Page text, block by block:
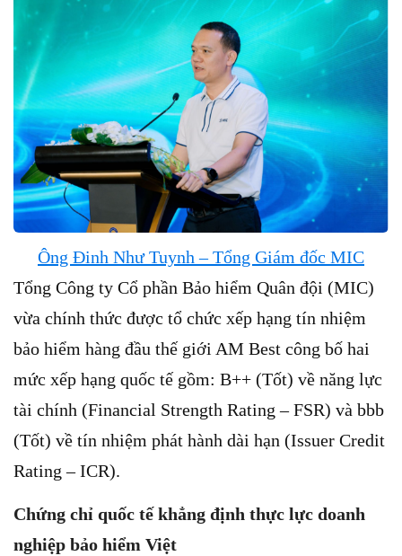
Ông Đinh Như Tuynh – Tổng Giám đốc MIC
Tổng Công ty Cổ phần Bảo hiểm Quân đội (MIC)
vừa chính thức được tổ chức xếp hạng tín nhiệm
bảo hiểm hàng đầu thế giới AM Best công bố hai
mức xếp hạng quốc tế gồm: B++ (Tốt) về năng lực
tài chính (Financial Strength Rating – FSR) và bbb
(Tốt) về tín nhiệm phát hành dài hạn (Issuer Credit
Rating – ICR).
Chứng chỉ quốc tếkhẳng định thực lực doanh
nghiệp bảo hiểm Việt